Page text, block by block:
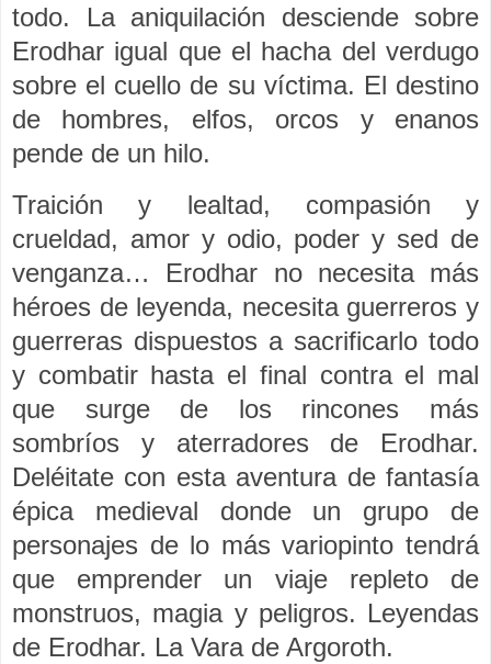
todo. La aniquilación desciende sobre
Erodhar igual que el hacha del verdugo
sobre el cuello de su víctima. El destino
de hombres, elfos, orcos y enanos
pende de un hilo.
Traición y lealtad, compasión y
crueldad, amor y odio, poder y sed de
venganza… Erodhar no necesita más
héroes de leyenda, necesita guerreros y
guerreras dispuestos a sacrificarlo todo
y combatir hasta el final contra el mal
que surge de los rincones más
sombríos y aterradores de Erodhar.
Deléitate con esta aventura de fantasía
épica medieval donde un grupo de
personajes de lo más variopinto tendrá
que emprender un viaje repleto de
monstruos, magia y peligros. Leyendas
de Erodhar. La Vara de Argoroth.